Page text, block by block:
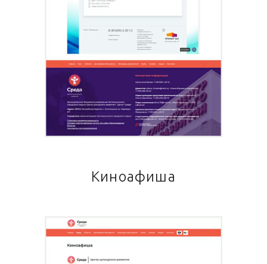
Киноафиша